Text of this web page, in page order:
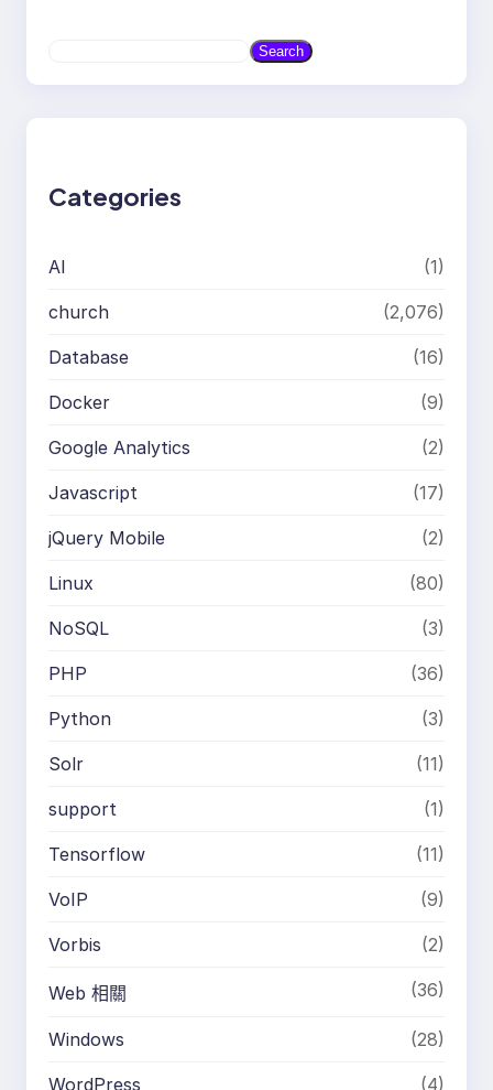
Search
Categories
AI (1)
church (2,076)
Database (16)
Docker (9)
Google Analytics (2)
Javascript (17)
jQuery Mobile (2)
Linux (80)
NoSQL (3)
PHP (36)
Python (3)
Solr (11)
support (1)
Tensorflow (11)
VoIP (9)
Vorbis (2)
Web 相關 (36)
Windows (28)
WordPress (4)